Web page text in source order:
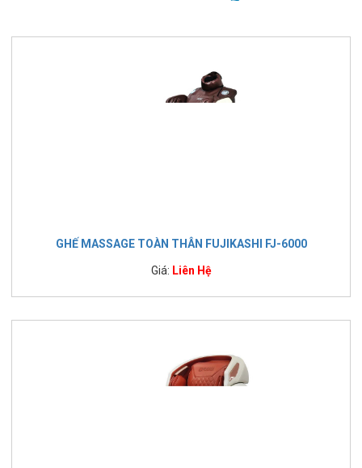
GHẾ MASSAGE TOÀN THÂN FUJIKASHI FJ-6000
Giá: Liên Hệ